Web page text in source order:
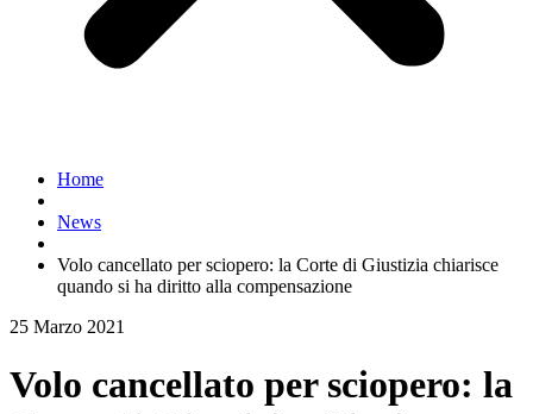
Home
News
Volo cancellato per sciopero: la Corte di Giustizia chiarisce
quando si ha diritto alla compensazione
25 Marzo 2021
Volo cancellato per sciopero: la